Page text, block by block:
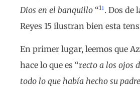
Dios en el banquillo “11. Dos de
Reyes 15 ilustran bien esta
En primer lugar, leemos que
hace lo que es “recto a los ojos
todo lo que había hecho su